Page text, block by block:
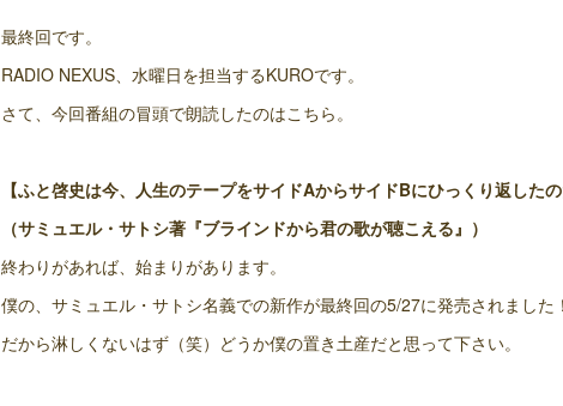
最終回です。
RADIO NEXUS、水曜日を担当するKUROです。
さて、今回番組の冒頭で朗読したのはこちら。
【ふと啓史は今、人生のテープをサイドAからサイドBにひっくり返したの
（サミュエル・サトシ著『ブラインドから君の歌が聴こえる』）
終わりがあれば、始まりがあります。
僕の、サミュエル・サトシ名義での新作が最終回の5/27に発売されました！
だから淋しくないはず（笑）どうか僕の置き土産だと思って下さい。